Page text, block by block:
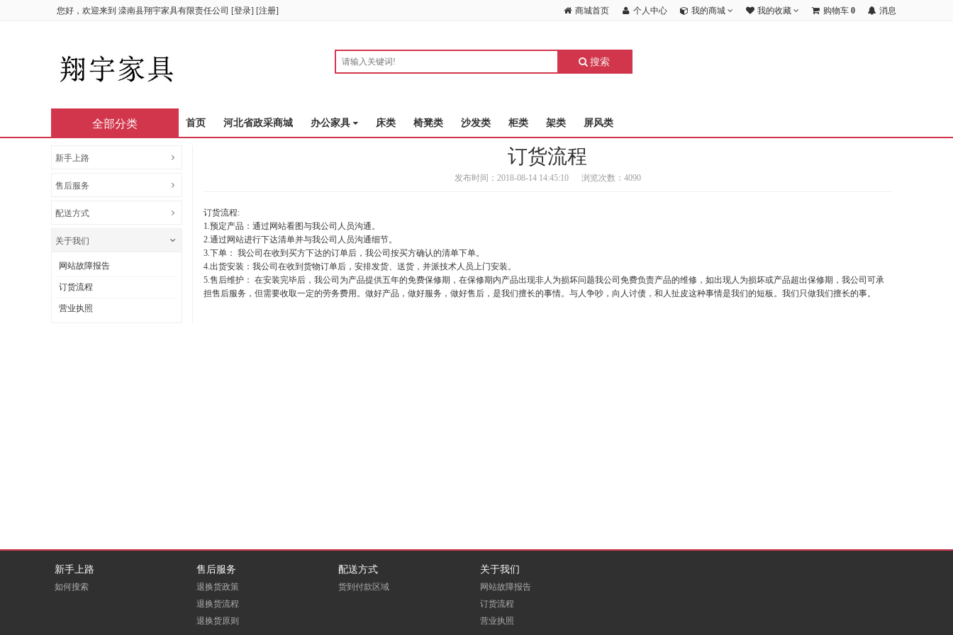
您好，欢迎来到 滦南县翔宇家具有限责任公司 [登录] [注册] 商城首页 个人中心 我的商城 我的收藏 购物车 0 消息
搜索
首页 河北省政采商城 办公家具 床类 椅凳类 沙发类 柜类 架类 屏风类
全部分类
订货流程
发布时间：2018-08-14 14:45:10 浏览次数：4090
订货流程:
1.预定产品：通过网站看图与我公司人员沟通。
2.通过网站进行下达清单并与我公司人员沟通细节。
3.下单： 我公司在收到买方下达的订单后，我公司按买方确认的清单下单。
4.出货安装：我公司在收到货物订单后，安排发货、送货，并派技术人员上门安装。
5.售后维护： 在安装完毕后，我公司为产品提供五年的免费保修期，在保修期内产品出现非人为损坏问题我公司免费负责产品的维修，如出现人为损坏或产品超出保修期，我公司可承
担售后服务，但需要收取一定的劳务费用。做好产品，做好服务，做好售后，是我们擅长的事情。与人争吵，向人讨债，和人扯皮这种事情是我们的短板。我们只做我们擅长的事。
新手上路
售后服务
配送方式
关于我们
网站故障报告
订货流程
营业执照
新手上路
如何搜索
售后服务
退换货政策
退换货流程
退换货原则
配送方式
货到付款区域
关于我们
网站故障报告
订货流程
营业执照